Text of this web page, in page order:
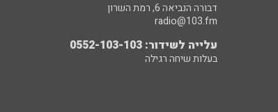
דבורה הנביאה 6, רמת השרון
radio@103.fm
עלייה לשידור: 0552-103-103
בעלות שיחה רגילה